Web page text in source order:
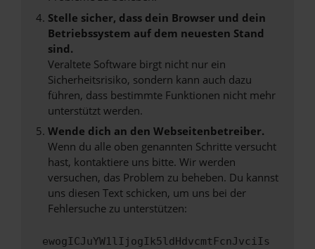
Stelle sicher, dass dein Browser und dein
Betriebssystem auf dem neuesten Stand
sind.
Veraltete Software birgt nicht nur ein
Sicherheitsrisiko, sondern kann auch dazu
führen, dass bestimmte Funktionen nicht mehr
unterstützt werden.
Wende dich an den Webseitenbetreiber.
Wenn du alle oben genannten Schritte versucht
hast, kontaktiere uns bitte. Wir werden
versuchen, das Problem zu beheben. Du kannst
uns diesen Text schicken, um uns bei der
Fehlersuche zu unterstützen:
ewogICJuYW1lIjogIk5ldHdvcmtFcnJvciIs